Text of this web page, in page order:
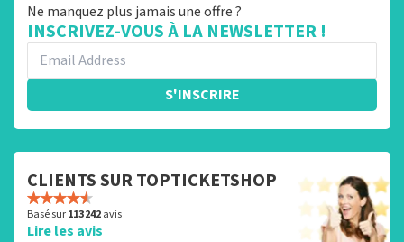
Ne manquez plus jamais une offre ?
INSCRIVEZ-VOUS À LA NEWSLETTER !
S'INSCRIRE
CLIENTS SUR TOPTICKETSHOP
Basé sur113 242avis
Lire les avis